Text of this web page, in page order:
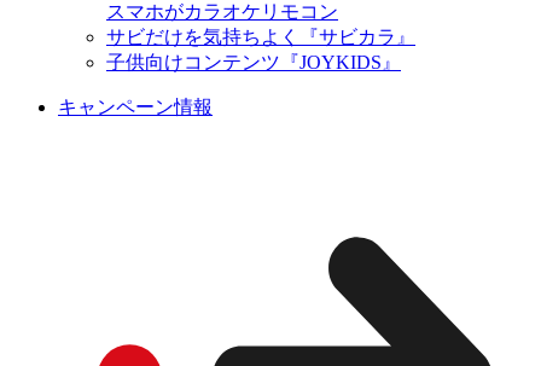
スマホがカラオケリモコン
サビだけを気持ちよく『サビカラ』
子供向けコンテンツ『JOYKIDS』
キャンペーン情報